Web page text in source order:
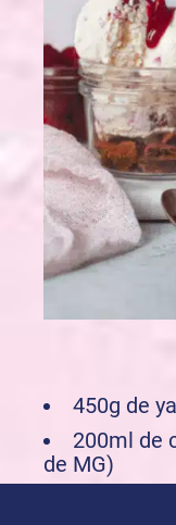
450g de
200ml de
de MG)